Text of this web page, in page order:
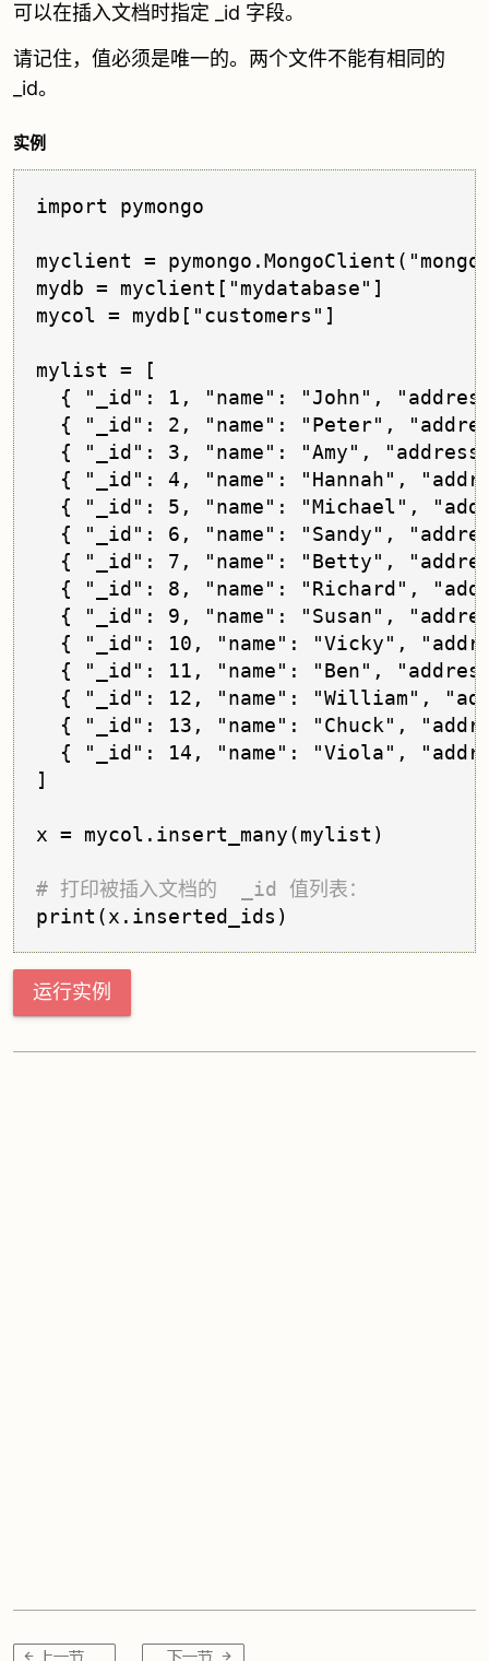
可以在插入文档时指定 _id 字段。
请记住，值必须是唯一的。两个文件不能有相同的
_id。
实例
import pymongo
myclient =
mydb = myclient["mydatabase"]
mycol = mydb["customers"]
mylist = [
{ "_id": 1, "name": "John",
{ "_id": 2, "name": "Peter",
{ "_id": 3, "name": "Amy",
{ "_id": 4, "name": "Hannah",
{ "_id": 5, "name": "Michael",
{ "_id": 6, "name": "Sandy",
{ "_id": 7, "name": "Betty",
{ "_id": 8, "name": "Richard",
{ "_id": 9, "name": "Susan",
{ "_id": 10, "name": "Vicky",
{ "_id": 11, "name": "Ben",
{ "_id": 12, "name": "William",
{ "_id": 13, "name": "Chuck",
{ "_id": 14, "name": "Viola",
]
x = mycol.insert_many(mylist)
# 打印被插入文档的  _id 值列表：
运行实例